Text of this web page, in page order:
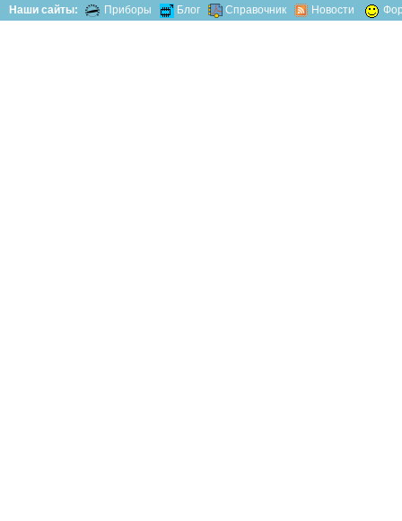
Наши сайты: Приборы Блог Справочник Новости